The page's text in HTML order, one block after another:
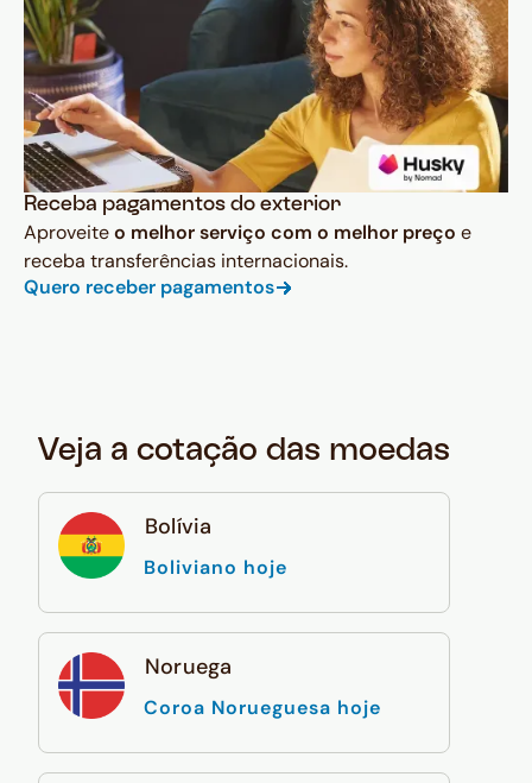
Receba pagamentos do exterior
Aproveiteo melhor serviço com o melhor preço e
receba transferências internacionais.
Quero receber pagamentos
Veja a cotação das moedas
Bolívia
Boliviano hoje
Noruega
Coroa Norueguesa hoje